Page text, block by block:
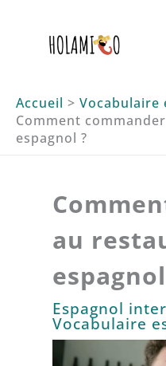
Accueil
Vocabulaire
Comment
espagnol ?
au
Espagnol
Vocabulaire